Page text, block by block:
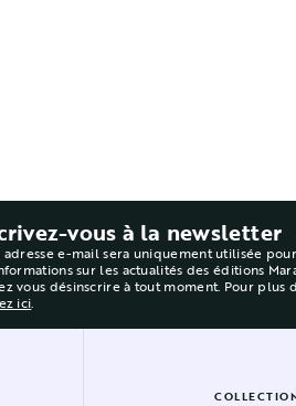
vous à la newsletter
adresse e-mail sera uniquement utilisée
sur les actualités des éditions
vous désinscrire à tout moment. Pour plus
ici.